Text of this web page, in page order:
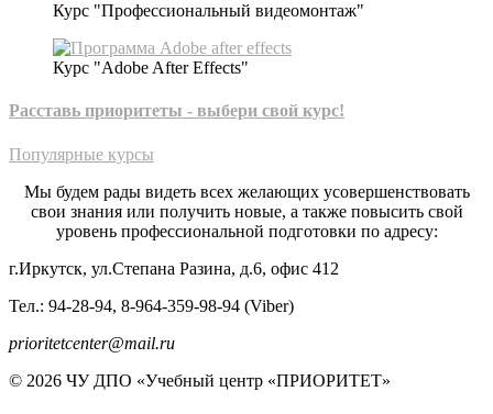
Курс "Профессиональный видеомонтаж"
Курс "Adobe After Effects"
Расставь приоритеты - выбери свой курс!​
Популярные курсы
Мы будем рады видеть всех желающих усовершенствовать
свои знания или получить новые, а также повысить свой
уровень профессиональной подготовки по адресу:
г.Иркутск, ул.Степана Разина, д.6, офис 412
Тел.: 94-28-94, 8-964-359-98-94 (Viber)
prioritetcenter@mail.ru
© 2026 ЧУ ДПО «Учебный центр «ПРИОРИТЕТ»